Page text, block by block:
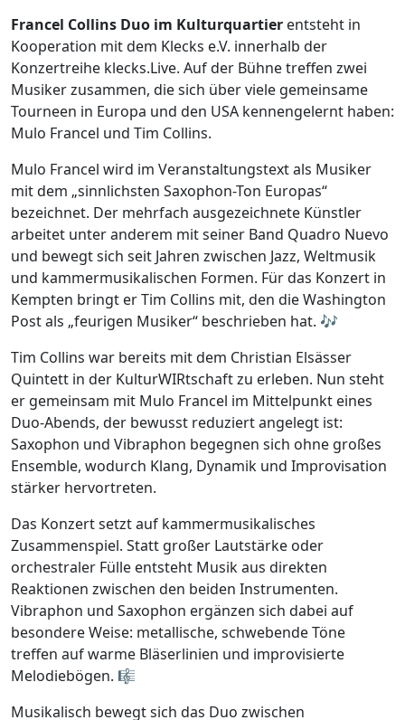
Francel Collins Duo im Kulturquartier entsteht in
Kooperation mit dem Klecks e.V. innerhalb der
Konzertreihe klecks.Live. Auf der Bühne treffen zwei
Musiker zusammen, die sich über viele gemeinsame
Tourneen in Europa und den USA kennengelernt haben:
Mulo Francel und Tim Collins.
Mulo Francel wird im Veranstaltungstext als Musiker
mit dem „sinnlichsten Saxophon-Ton Europas“
bezeichnet. Der mehrfach ausgezeichnete Künstler
arbeitet unter anderem mit seiner Band Quadro Nuevo
und bewegt sich seit Jahren zwischen Jazz, Weltmusik
und kammermusikalischen Formen. Für das Konzert in
Kempten bringt er Tim Collins mit, den die Washington
Post als „feurigen Musiker“ beschrieben hat. 🎶
Tim Collins war bereits mit dem Christian Elsässer
Quintett in der KulturWIRtschaft zu erleben. Nun steht
er gemeinsam mit Mulo Francel im Mittelpunkt eines
Duo-Abends, der bewusst reduziert angelegt ist:
Saxophon und Vibraphon begegnen sich ohne großes
Ensemble, wodurch Klang, Dynamik und Improvisation
stärker hervortreten.
Das Konzert setzt auf kammermusikalisches
Zusammenspiel. Statt großer Lautstärke oder
orchestraler Fülle entsteht Musik aus direkten
Reaktionen zwischen den beiden Instrumenten.
Vibraphon und Saxophon ergänzen sich dabei auf
besondere Weise: metallische, schwebende Töne
treffen auf warme Bläserlinien und improvisierte
Melodiebögen. 🎼
Musikalisch bewegt sich das Duo zwischen